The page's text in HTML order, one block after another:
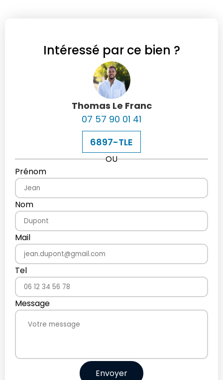
Intéressé par ce bien ?
Thomas Le Franc
07 57 90 01 41
6897-TLE
OU
Prénom
Nom
Mail
Tel
Message
Envoyer